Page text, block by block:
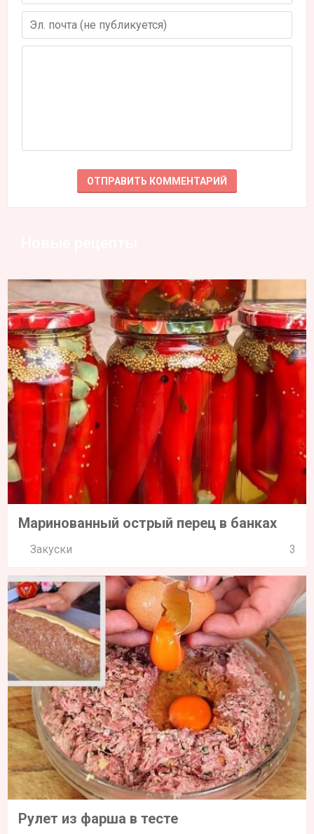
Маринованный острый перец в банках
Закуски 3
Рулет из фарша в тесте